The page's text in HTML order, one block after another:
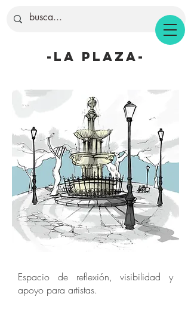
-la plaza-
Espacio de reflexión, visibilidad y
apoyo para artistas.